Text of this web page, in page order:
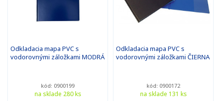
Odkladacia mapa PVC s
vodorovnými záložkami MODRÁ
kód: 0900199
na sklade 280 ks
Odkladacia mapa PVC s
vodorovnými záložkami ČIERNA
kód: 0900172
na sklade 131 ks